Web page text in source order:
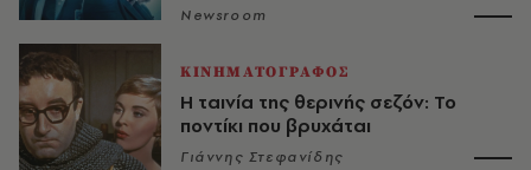
Newsroom
ΚΙΝΗΜΑΤΟΓΡΑΦΟΣ
Η ταινία της θερινής σεζόν: Το
ποντίκι που βρυχάται
Γιάννης Στεφανίδης